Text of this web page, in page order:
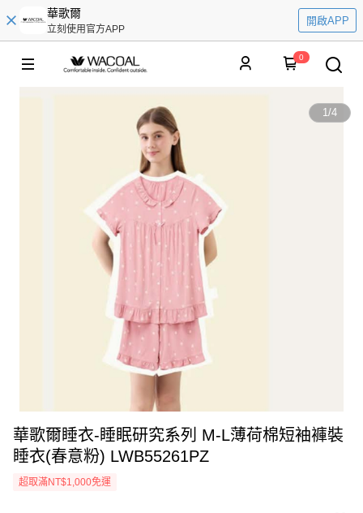
華歌爾
立刻使用官方APP
開啟APP
0
1/4
華歌爾睡衣-睡眠研究系列 M-L薄荷棉短袖褲裝
睡衣(春意粉) LWB55261PZ
超取滿NT$1,000免運